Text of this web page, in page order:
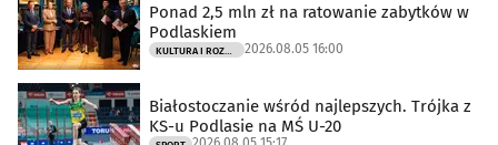
Ponad 2,5 mln zł na ratowanie zabytków w
Podlaskiem
2026.08.05 16:00
Białostoczanie wśród najlepszych. Trójka z
KS-u Podlasie na MŚ U-20